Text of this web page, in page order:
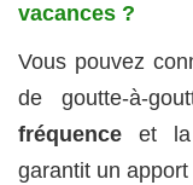
vacances ?
Vous pouvez
de goutte-à-
fréquence et
garantit un